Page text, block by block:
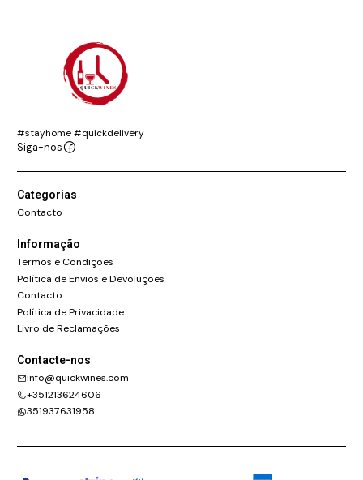
#stayhome #quickdelivery
Siga-nos
Categorias
Contacto
Informação
Termos e Condições
Política de Envios e Devoluções
Contacto
Política de Privacidade
Livro de Reclamações
Contacte-nos
info@quickwines.com
+351213624606
351937631958